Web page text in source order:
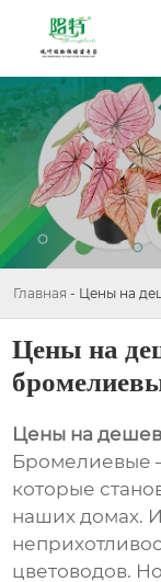
Главная - Цены на
Цены на
Цены на
Бромелиевые
которые
наших домах.
цветоводов.